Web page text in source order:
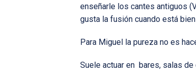
enseñarle los cantes antiguos
gusta la fusión cuando está bien
Para Miguel la pureza no es
Suele actuar en bares, salas